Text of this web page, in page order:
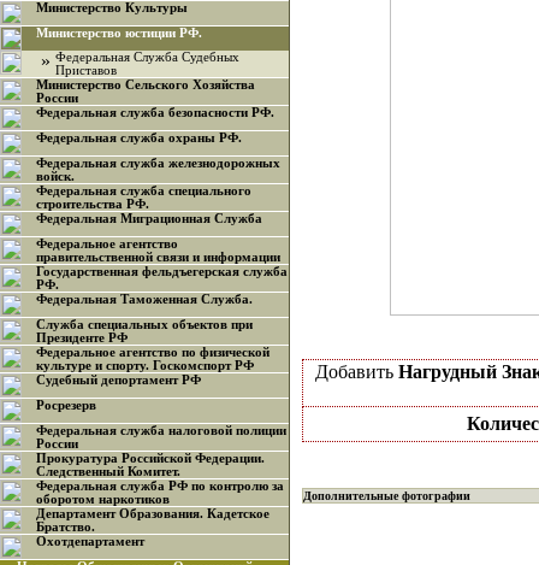
Министерство Культуры
Министерство юстиции РФ.
» Федеральная Служба Судебных
Приставов
Министерство Сельского Хозяйства
России
Федеральная служба безопасности РФ.
Федеральная служба охраны РФ.
Федеральная служба железнодорожных
войск.
Федеральная служба специального
строительства РФ.
Федеральная Миграционная Служба
Федеральное агентство
правительственной связи и информации
Государственная фельдъегерская служба
РФ.
Федеральная Таможенная Служба.
Служба специальных объектов при
Президенте РФ
Федеральное агентство по физической
культуре и спорту. Госкомспорт РФ
Судебный депортамент РФ
Росрезерв
Федеральная служба налоговой полиции
России
Прокуратура Российской Федерации.
Следственный Комитет.
Федеральная служба РФ по контролю за
оборотом наркотиков
Департамент Образования. Кадетское
Братство.
Охотдепартамент
Добавить Нагрудный
Дополнительные фотографии